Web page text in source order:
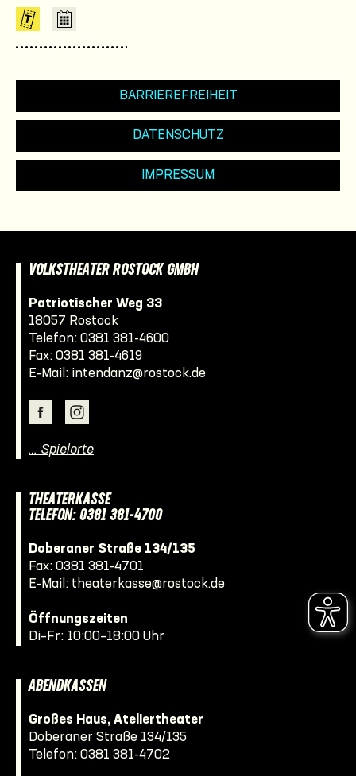
BARRIEREFREIHEIT
DATENSCHUTZ
IMPRESSUM
VOLKSTHEATER ROSTOCK GMBH
Patriotischer Weg 33
18057 Rostock
Telefon: 0381 381-4600
Fax: 0381 381-4619
E-Mail: intendanz@rostock.de
… Spielorte
THEATERKASSE
TELEFON: 0381 381-4700
Doberaner Straße 134/135
Fax: 0381 381-4701
E-Mail: theaterkasse@rostock.de
Öffnungszeiten
Di–Fr: 10:00–18:00 Uhr
ABENDKASSEN
Großes Haus, Ateliertheater
Doberaner Straße 134/135
Telefon: 0381 381-4702